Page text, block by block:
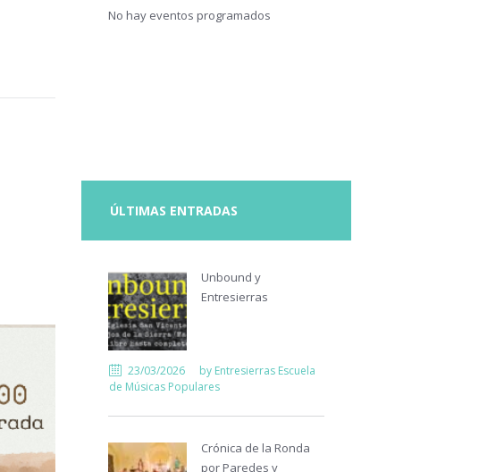
No hay eventos programados
ÚLTIMAS ENTRADAS
Unbound y
Entresierras
23/03/2026 by Entresierras Escuela
de Músicas Populares
Crónica de la Ronda
por Paredes y